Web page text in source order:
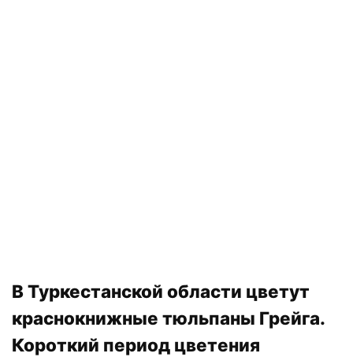
В Туркестанской области цветут
краснокнижные тюльпаны Грейга.
Короткий период цветения